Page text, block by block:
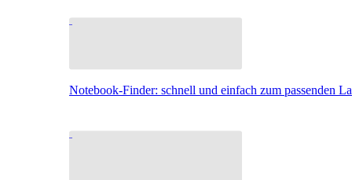
Notebook-Finder: schnell und einfach zum passenden